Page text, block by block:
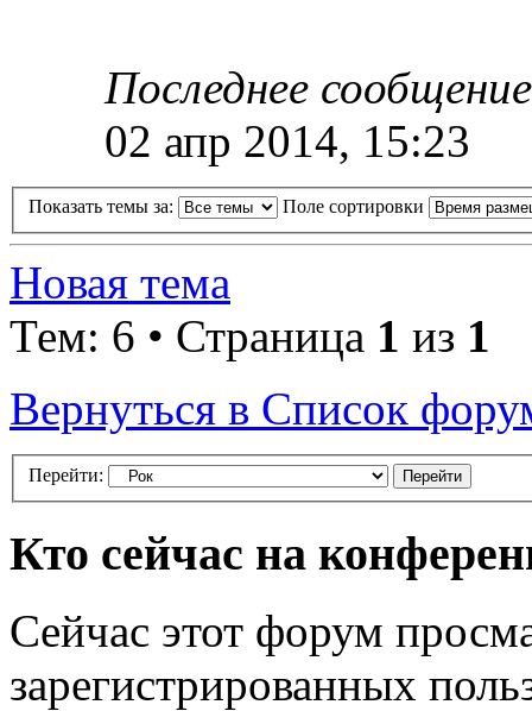
Последнее
02 апр 2014, 15:23
Показать темы за: Поле сортировки
Новая тема
Тем: 6 • Страница 1 из 1
Вернуться в Список
Перейти:
Кто сейчас на
Сейчас этот форум
зарегистрированных